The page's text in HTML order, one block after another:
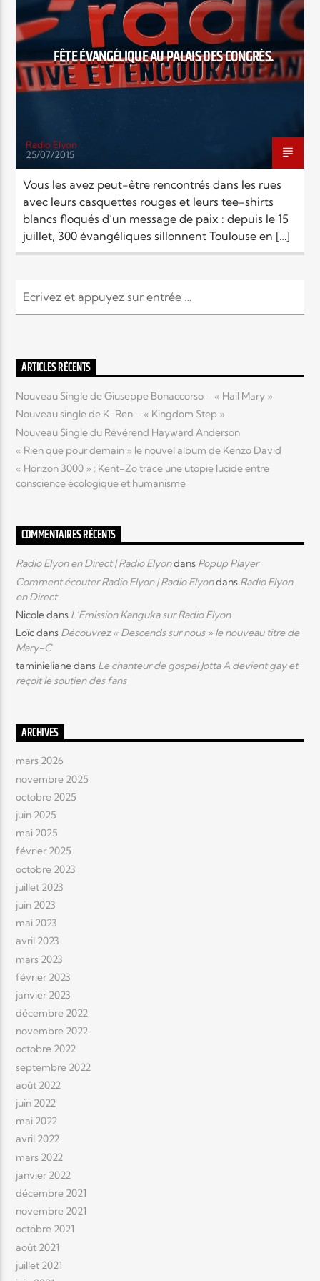
TITRE
ARTISTE
Radio Elyon
Elyon Rhema
Elyon Hits
Elyon Live
Elyon Kids
FÊTE ÉVANGÉLIQUE AU PALAIS DES CONGRÈS.
Radio Elyon
25/07/2015
Vous les avez peut-être rencontrés dans les rues
avec leurs casquettes rouges et leurs tee-shirts
blancs floqués d’un message de paix : depuis le 15
juillet, 300 évangéliques sillonnent Toulouse en […]
ARTICLES RÉCENTS
Nouveau Single de Giuseppe Bonaccorso – « Hail Mary »
Nouveau single de K-Ren – « Kingdom Step »
Nouveau Single du Révérend Hayward Anderson
« Rien que pour demain » le nouvel album de Kenzo David
« Horizon 3000 » : Kent-Zo trace une utopie lucide entre
conscience écologique et humanisme
COMMENTAIRES RÉCENTS
Radio Elyon en Direct | Radio Elyondans Popup Player
Comment écouter Radio Elyon | Radio Elyondans Radio Elyon
en Direct
Nicoledans L’Emission Kanguka sur Radio Elyon
Loïcdans Découvrez « Descends sur nous » le nouveau titre de
Mary-C
taminielianedans Le chanteur de gospel Jotta A devient gay et
reçoit le soutien des fans
ARCHIVES
mars 2026
novembre 2025
octobre 2025
juin 2025
mai 2025
février 2025
octobre 2023
juillet 2023
juin 2023
mai 2023
avril 2023
mars 2023
février 2023
janvier 2023
décembre 2022
novembre 2022
octobre 2022
septembre 2022
août 2022
juin 2022
mai 2022
avril 2022
mars 2022
janvier 2022
décembre 2021
novembre 2021
octobre 2021
août 2021
juillet 2021